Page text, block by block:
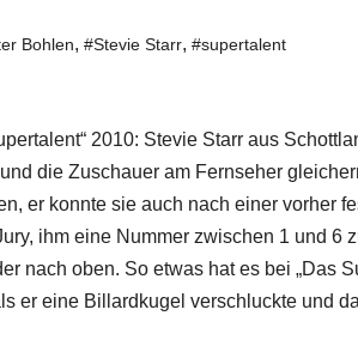
Bohlen, #Stevie Starr, #supertalent
2010: Stevie Starr aus
die Zuschauer am Fernseher
er konnte sie auch nach einer vorher
ihm eine Nummer zwischen 1 und 6
nach oben. So etwas hat es bei „Das
er eine Billardkugel verschluckte und